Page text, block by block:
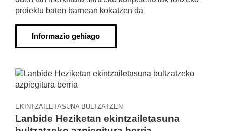
proiektu baten barnean kokatzen da
Informazio gehiago
EKINTZAILETASUNA BULTZATZEN
Lanbide Heziketan ekintzailetasuna